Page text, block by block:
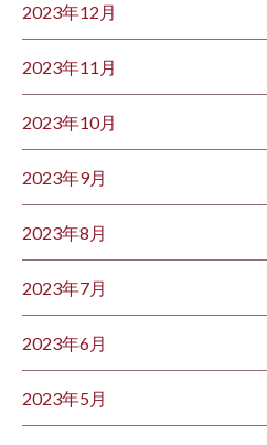
2023年12月
2023年11月
2023年10月
2023年9月
2023年8月
2023年7月
2023年6月
2023年5月